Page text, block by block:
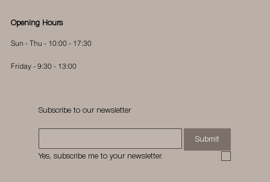
Subscribe to our newsletter
Submit
Yes, subscribe me to your newsletter.
Opening Hours
Sun - Thu - 10:00 - 17:30
Friday - 9:30 - 13:00